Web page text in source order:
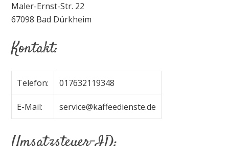
Maler-Ernst-Str. 22
67098 Bad Dürkheim
Kontakt:
Telefon: 017632119348
E-Mail: service@kaffeedienste.de